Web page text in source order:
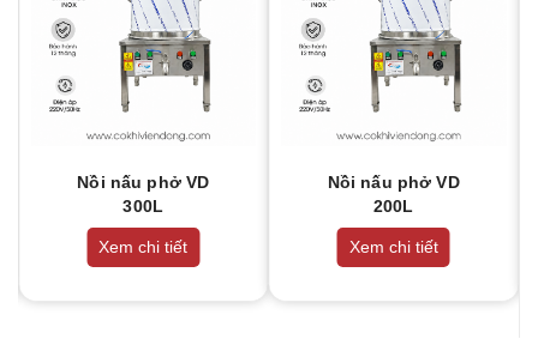
Nồi nấu phở VD
300L
Xem chi tiết
Nồi nấu phở VD
200L
Xem chi tiết